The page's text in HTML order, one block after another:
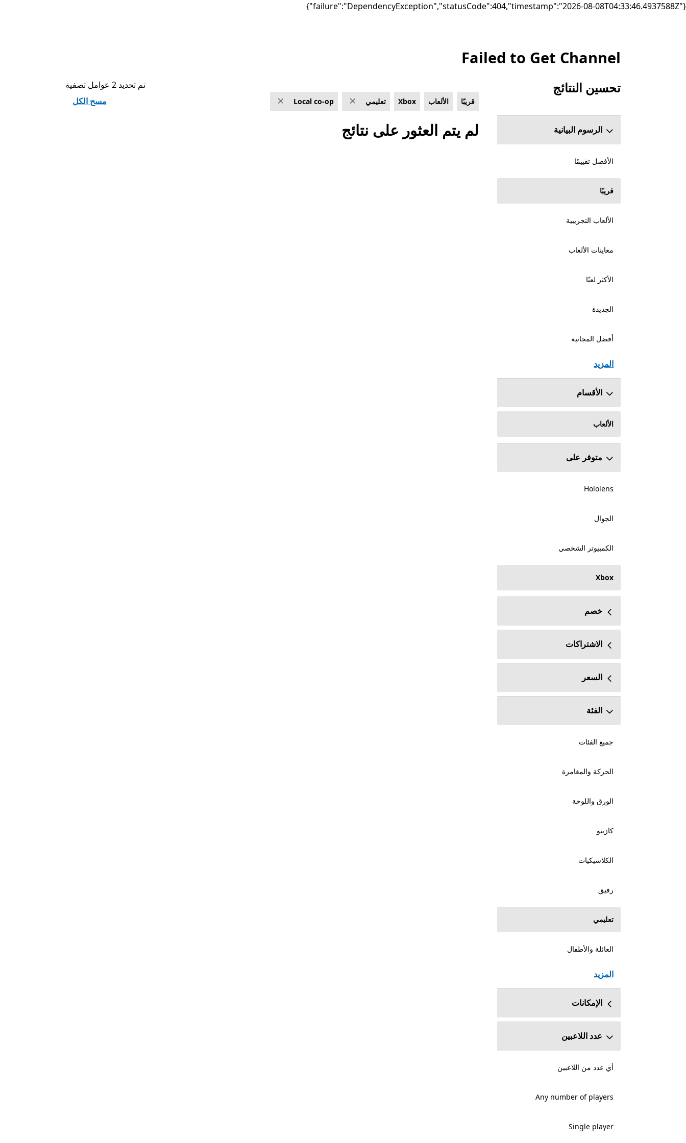
{"failure":"DependencyException","statusCode":404,"timestamp":"2026-08-08T04:33:46.4937588Z"}
إدراج Microsoft.com
Failed to Get Channel
تحسين النتائج
قسم تخطي تحسين النتائج
الرسوم البيانية
الأفضل تقييمًا
‏‏قريبًا
الألعاب التجريبية
معاينات الألعاب
الأكثر لعبًا
الجديدة
أفضل المجانية
المزيد
الأقسام
الألعاب
متوفر على
Hololens
الجوال
الكمبيوتر الشخصي
Xbox
خصم
الاشتراكات
السعر
الفئة
جميع الفئات
الحركة والمغامرة
الورق واللوحة
كازينو
الكلاسيكيات
رفيق
تعليمي
العائلة والأطفال
المزيد
الإمكانات
عدد اللاعبين
أي عدد من اللاعبين
Any number of players
Single player
‏‏قريبًا الألعاب Xbox تعليمي Local co-op
تم تحديد 2 عوامل تصفية
مسح الكل
لم يتم العثور على نتائج